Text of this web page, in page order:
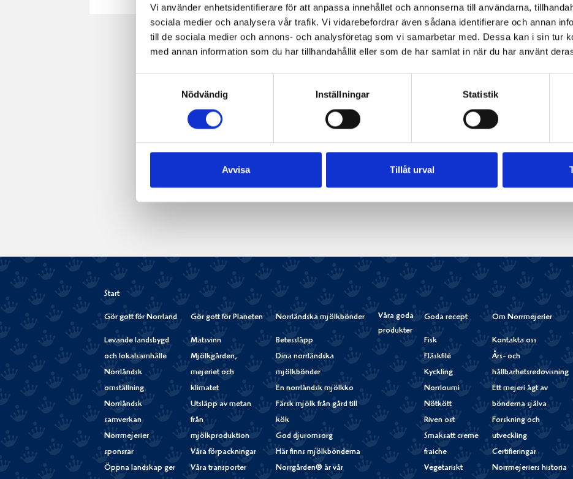
Vi använder enhetsidentifierare för att anpassa innehållet och annonserna till användarna,
sociala medier och analysera vår trafik. Vi vidarebefordrar även sådana identifierare och annan
till de sociala medier och annons- och analysföretag som vi samarbetar med. Dessa kan i sin tur
med annan information som du har tillhandahållit eller som de har samlat in när du har använt
Nödvändig
Inställningar Statistik
Avvisa Tillåt urval
Facebook
Twitter
på
Pinterest
via
e-
post
ut
Start
Gör gott för Norrland
Levande landsbygd
och lokalsamhälle
Norrländsk
omställning
Norrländsk
samverkan
Norrmejerier
sponsrar
Öppna landskap ger
Gör gott för Planeten
Matsvinn
Mjölkgården,
mejeriet och
klimatet
Utsläpp av metan
från
mjölkproduktion
Våra förpackningar
Våra transporter
Norrländska mjölkbönder
Betessläpp
Dina norrländska
mjölkbönder
En norrländsk mjölkko
Färsk mjölk från gård till
kök
God djuromsorg
Här finns mjölkbönderna
Norrgården® är vår
Våra goda
produkter
Goda recept
Fisk
Fläskfilé
Kyckling
Norrloumi
Nötkött
Riven ost
Smaksatt creme
fraiche
Vegetariskt
Om Norrmejerier
Kontakta oss
Års- och
hållbarhetsredovisning
Ett mejeri ägt av
bönderna själva
Forskning och
utveckling
Certifieringar
Norrmejeriers historia